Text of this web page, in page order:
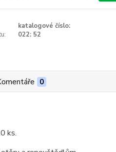
katalogové číslo:
022: 52
0
ks.